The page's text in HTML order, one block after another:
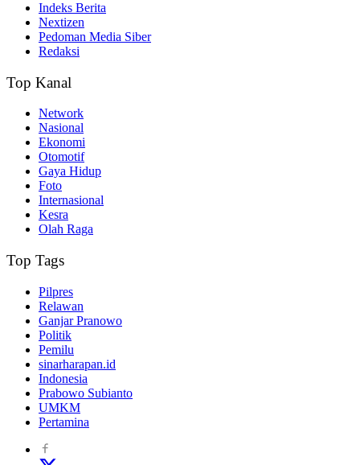
Indeks Berita
Nextizen
Pedoman Media Siber
Redaksi
Top Kanal
Network
Nasional
Ekonomi
Otomotif
Gaya Hidup
Foto
Internasional
Kesra
Olah Raga
Top Tags
Pilpres
Relawan
Ganjar Pranowo
Politik
Pemilu
sinarharapan.id
Indonesia
Prabowo Subianto
UMKM
Pertamina